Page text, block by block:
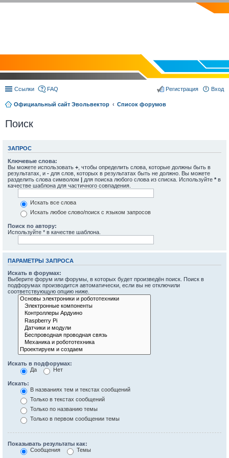
Ссылки FAQ Вход
Регистрация
Официальный сайт Эвольвектор Список форумов
Поиск
ЗАПРОС
Ключевые слова:
Вы можете использовать + , чтобы определить слова, которые должны быть в
результатах, и - для слов, которых в результатах быть не должно. Вы можете
разделить слова символом | для поиска любого слова из списка. Используйте * в
качестве шаблона для частичного совпадения.
Искать все слова
Искать любое слово/поиск с языком запросов
Поиск по автору:
Используйте * в качестве шаблона.
ПАРАМЕТРЫ ЗАПРОСА
Искать в форумах:
Выберите форум или форумы, в которых будет произведён поиск. Поиск в
подфорумах производится автоматически, если вы не отключили
соответствующую опцию ниже.
Искать в подфорумах:
Да
Нет
Искать:
В названиях тем и текстах сообщений
Только в текстах сообщений
Только по названию темы
Только в первом сообщении темы
Показывать результаты как:
Сообщения
Темы